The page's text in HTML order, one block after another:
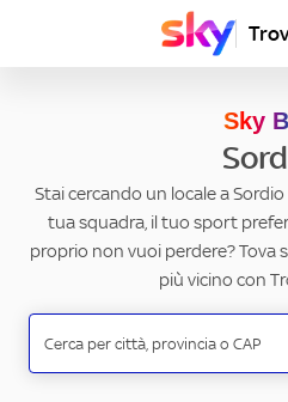
Sky
Stai cercando un locale a
tua squadra, il tuo sport
proprio non vuoi perdere? Tova
più vicino con